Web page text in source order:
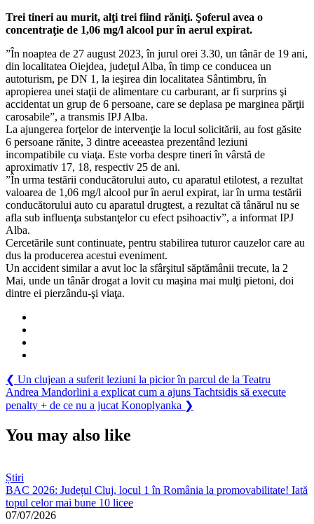
a
care
pe
Trei
morți,
trei
răniţi
Trei tineri au murit, alţi trei fiind răniţi. Şoferul avea o
concentraţie de 1,06 mg/l alcool pur în aerul expirat.
”În noaptea de 27 august 2023, în jurul orei 3.30, un tânăr de 19 ani,
din localitatea Oiejdea, judeţul Alba, în timp ce conducea un
autoturism, pe DN 1, la ieşirea din localitatea Sântimbru, în
apropierea unei staţii de alimentare cu carburant, ar fi surprins şi
accidentat un grup de 6 persoane, care se deplasa pe marginea părţii
carosabile”, a transmis IPJ Alba.
La ajungerea forţelor de intervenţie la locul solicitării, au fost găsite
6 persoane rănite, 3 dintre aceeastea prezentând leziuni
incompatibile cu viaţa. Este vorba despre tineri în vârstă de
aproximativ 17, 18, respectiv 25 de ani.
”În urma testării conducătorului auto, cu aparatul etilotest, a rezultat
valoarea de 1,06 mg/l alcool pur în aerul expirat, iar în urma testării
conducătorului auto cu aparatul drugtest, a rezultat că tânărul nu se
afla sub influenţa substanţelor cu efect psihoactiv”, a informat IPJ
Alba.
Cercetările sunt continuate, pentru stabilirea tuturor cauzelor care au
dus la producerea acestui eveniment.
Un accident similar a avut loc la sfârşitul săptămânii trecute, la 2
Mai, unde un tânăr drogat a lovit cu maşina mai mulţi pietoni, doi
dintre ei pierzându-şi viaţa.
Navigare
în
❮ Previous
Post:
Un clujean a suferit leziuni la picior în parcul de la Teatru
Next
Post:
Andrea Mandorlini a explicat cum a ajuns Tachtsidis să execute
penalty + de ce nu a jucat Konoplyanka ❯
You may also like
Știri
BAC 2026: Județul Cluj, locul 1 în România la promovabilitate! Iată
topul celor mai bune 10 licee
07/07/2026